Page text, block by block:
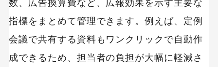
数、広告換算費など、広報効果を示す主要な
指標をまとめて管理できます。例えば、定例
会議で共有する資料もワンクリックで自動作
成できるため、担当者の負担が大幅に軽減さ